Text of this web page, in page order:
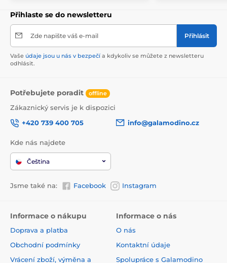
Přihlaste se do newsletteru
Zde napište váš e-mail Přihlásit
Vaše údaje jsou u nás v bezpečí a kdykoliv se můžete z newsletteru
odhlásit.
Potřebujete poradit offline
Zákaznický servis je k dispozici
+420 739 400 705
info@galamodino.cz
Kde nás najdete
Čeština
Jsme také na: Facebook Instagram
Informace o nákupu
Doprava a platba
Obchodní podmínky
Vrácení zboží, výměna a
Informace o nás
O nás
Kontaktní údaje
Spolupráce s Galamodino